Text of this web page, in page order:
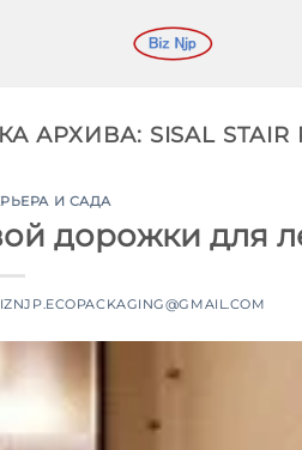
АРХИВА: SISAL STAIR
И САДА
дорожки для